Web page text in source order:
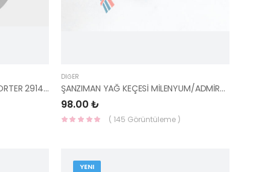
ŞANZIMAN MUHAFAZASI SOL PORTER 29145-4F050-HMC
DIĞER
ŞANZIMAN YAĞ KEÇESİ MİLENYUM/ADMİRA 43134-39011-HMC
98.00 ₺
( 145 Görüntüleme )
YENI